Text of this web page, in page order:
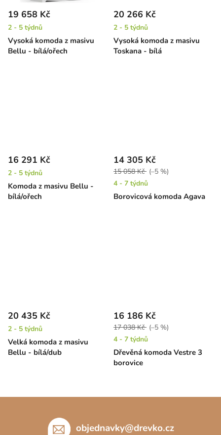
Vysoká komoda z masivu
Bellu - bílá/ořech
19 658 Kč
2 - 5 týdnů
Vysoká komoda z masivu
Toskana - bílá
20 266 Kč
2 - 5 týdnů
Komoda z masivu Bellu -
bílá/ořech
16 291 Kč
2 - 5 týdnů
Borovicová komoda Agava
14 305 Kč
15 058 Kč (–5 %)
4 - 7 týdnů
Velká komoda z masivu
Bellu - bílá/dub
20 435 Kč
2 - 5 týdnů
Dřevěná komoda Vestre 3
borovice
16 186 Kč
17 038 Kč (–5 %)
4 - 7 týdnů
objednavky@drevko.cz